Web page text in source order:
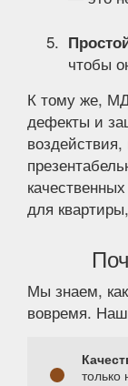
чтобы
К тому же,
дефекты и
для
Мы знаем,
вовремя.